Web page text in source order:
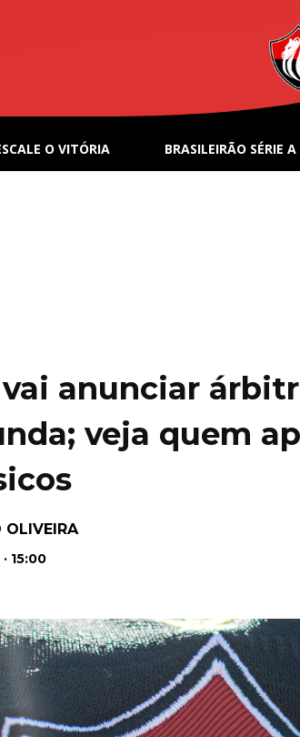
O VITÓRIA BRASILEIRÃO SÉRIE A
vai anunciar
veja quem
OLIVEIRA
15:00